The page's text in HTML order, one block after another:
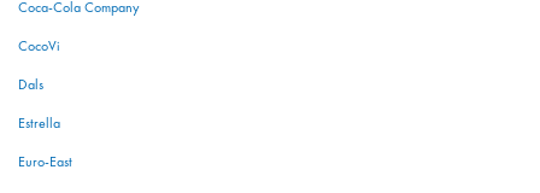
Coca-Cola Company
CocoVi
Dals
Estrella
Euro-East